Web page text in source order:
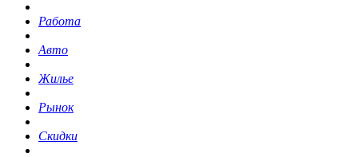
Работа
Авто
Жилье
Рынок
Скидки